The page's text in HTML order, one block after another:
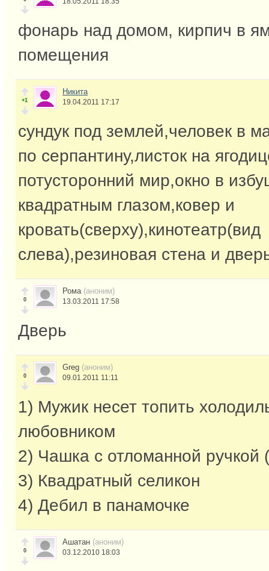
фонарь над домом, кирпич в
помещения
+1
Никита
19.04.2011 17:17
сундук под землей,человек в
по серпантину,листок на
потусторонний мир,окно в
квадратным глазом,ковер и
кровать(сверху),кинотеатр(вид
слева),резиновая стена и
0
Рома (аноним)
13.03.2011 17:58
Дверь
0
Greg (аноним)
09.01.2011 11:11
1) Мужик несет топить
любовником
2) Чашка с отломанной ручкой
3) Квадратный селикон
4) Дебил в панамочке
0
Ашатан (аноним)
03.12.2010 18:03